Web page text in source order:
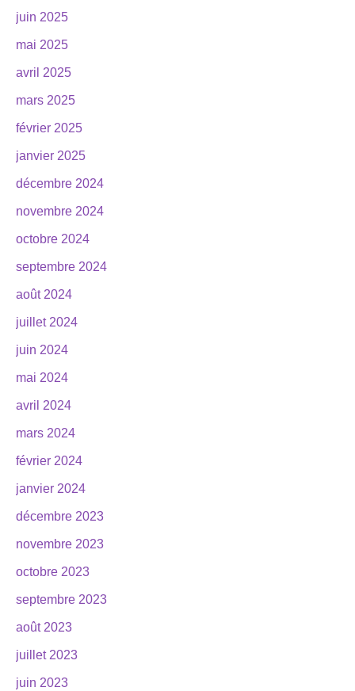
juin 2025
mai 2025
avril 2025
mars 2025
février 2025
janvier 2025
décembre 2024
novembre 2024
octobre 2024
septembre 2024
août 2024
juillet 2024
juin 2024
mai 2024
avril 2024
mars 2024
février 2024
janvier 2024
décembre 2023
novembre 2023
octobre 2023
septembre 2023
août 2023
juillet 2023
juin 2023